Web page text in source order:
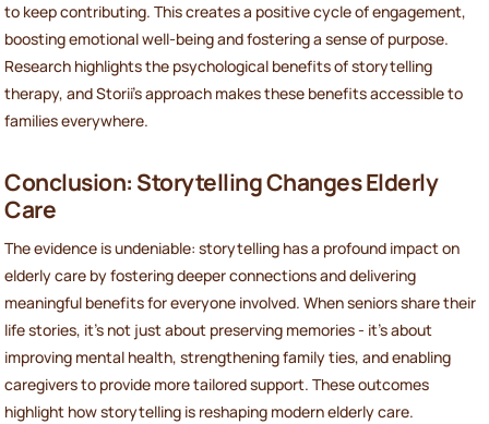
to keep contributing. This creates a positive cycle of engagement,
boosting emotional well-being and fostering a sense of purpose.
Research highlights the psychological benefits of storytelling
therapy, and Storii’s approach makes these benefits accessible to
families everywhere.
Conclusion: Storytelling Changes Elderly
Care
The evidence is undeniable: storytelling has a profound impact on
elderly care by fostering deeper connections and delivering
meaningful benefits for everyone involved. When seniors share their
life stories, it’s not just about preserving memories - it’s about
improving mental health, strengthening family ties, and enabling
caregivers to provide more tailored support. These outcomes
highlight how storytelling is reshaping modern elderly care.